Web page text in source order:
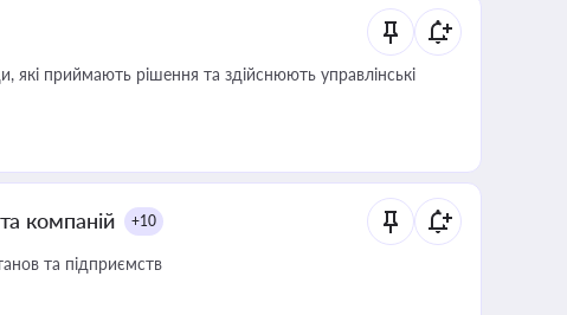
які приймають рішення та здійснюють управлінські
компаній +10
та підприємств